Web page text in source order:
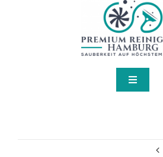
Toggle